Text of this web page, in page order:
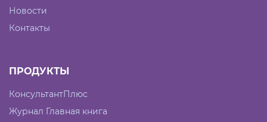
Новости
Контакты
ПРОДУКТЫ
КонсультантПлюс
Журнал Главная книга